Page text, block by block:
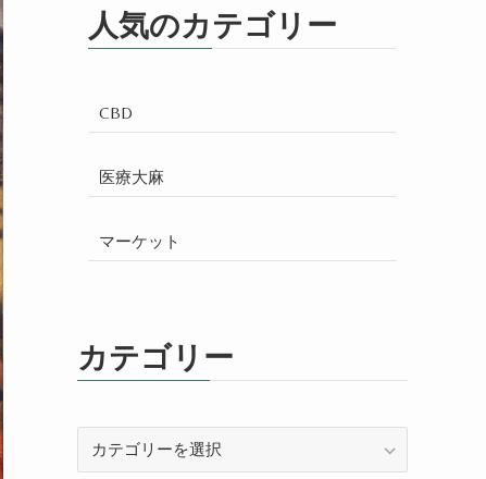
人気のカテゴリー
CBD
医療大麻
マーケット
カテゴリー